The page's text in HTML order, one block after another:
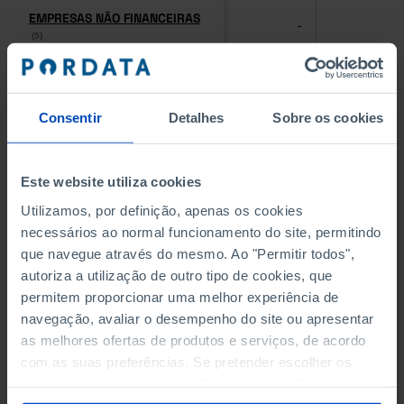
Consentir Detalhes Sobre os cookies
Este website utiliza cookies
Utilizamos, por definição, apenas os cookies
necessários ao normal funcionamento do site, permitindo
que navegue através do mesmo. Ao "Permitir todos",
autoriza a utilização de outro tipo de cookies, que
permitem proporcionar uma melhor experiência de
navegação, avaliar o desempenho do site ou apresentar
as melhores ofertas de produtos e serviços, de acordo
com as suas preferências. Se pretender escolher os
EMPRESAS NÃO FINANCEIRAS
(5)
EMPRESAS NÃO FINANCEIRAS
(5)
-
(5)
(5)
QUATRO MAIORES EMPRESAS
DO MUNICÍPIO (%)
Empresas não financeiras
QUATRO MAIORES EMPRESAS
DO MUNICÍPIO (%)
Empresas não financeiras
VOLUME DE NEGÓCIOS DAS
QUATRO MAIORES EMPRESAS
DO MUNICÍPIO (%)
Empresas não financeiras
VOLUME DE NEGÓCIOS DAS
QUATRO MAIORES EMPRESAS
DO MUNICÍPIO (%)
Empresas não financeiras
-
BANCOS, CAIXAS ECONÓMICAS
BANCOS, CAIXAS ECONÓMICAS